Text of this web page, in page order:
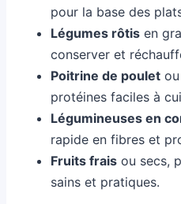
pour la base des
Légumes rôtis en
conserver et
Poitrine de poulet
protéines faciles à
Légumineuses en
rapide en fibres et
Fruits frais ou secs,
sains et pratiques.